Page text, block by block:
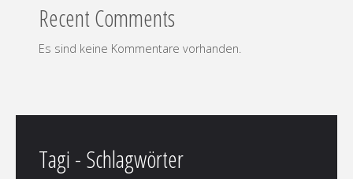
Recent Comments
Es sind keine Kommentare vorhanden.
Tagi - Schlagwörter